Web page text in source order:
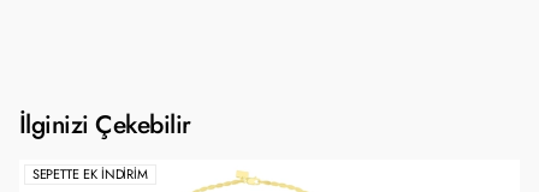
İlginizi Çekebilir
SEPETTE EK İNDIRIM